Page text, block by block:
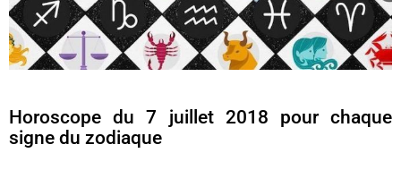
Horoscope du 7 juillet 2018 pour chaque
signe du zodiaque